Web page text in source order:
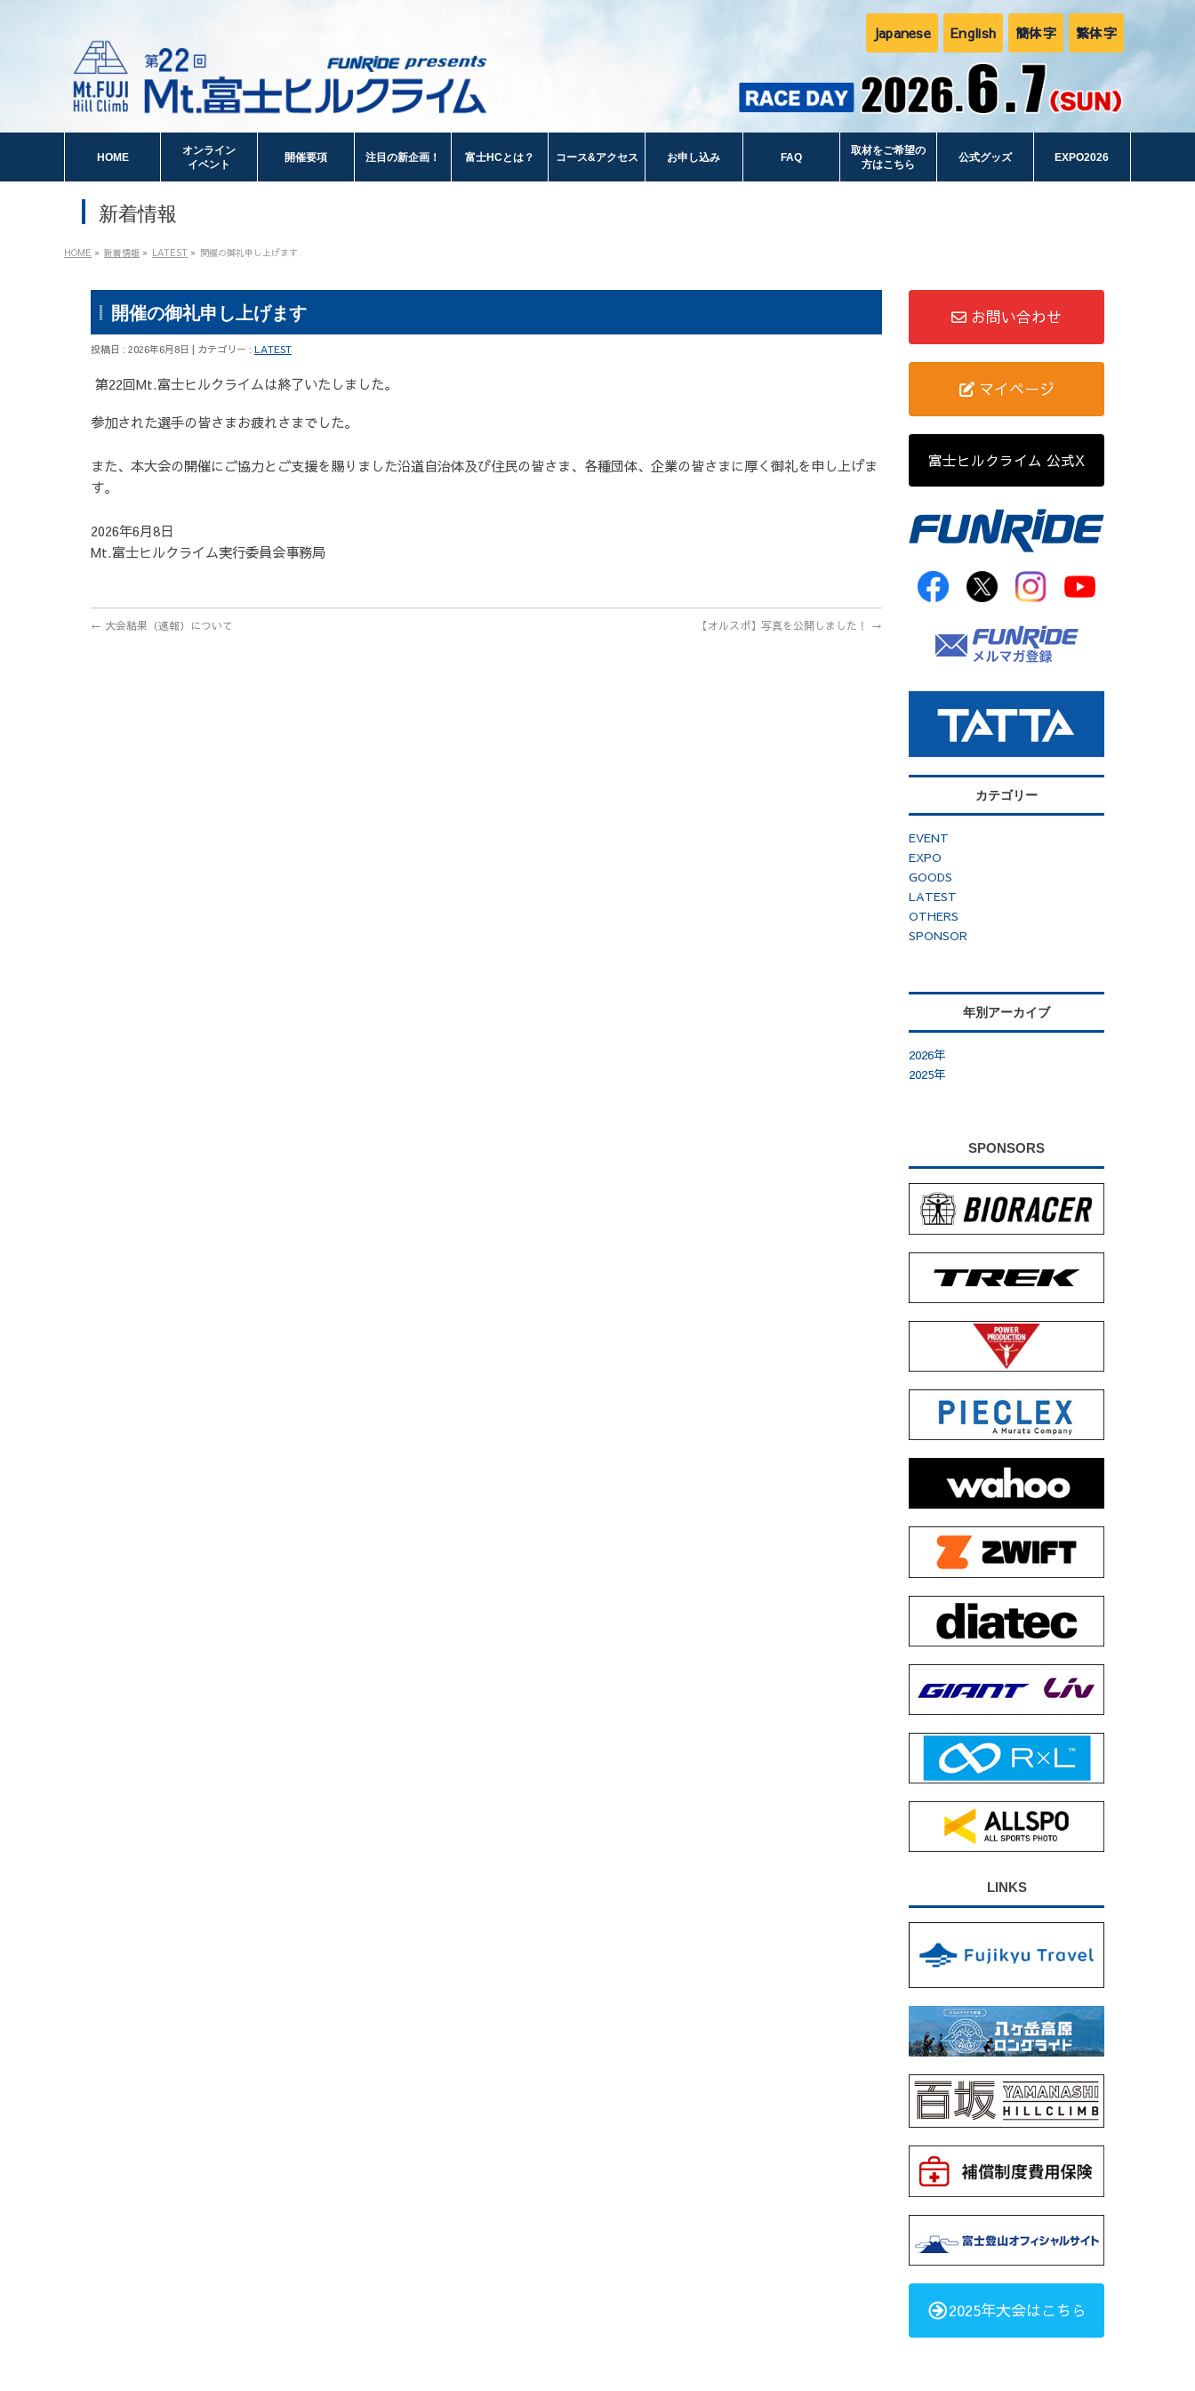
Japanese English 簡体字 繁体字
HOME
オンライン
イベント
開催要項 注目の新企画！ 富士HCとは？ コース&アクセス お申し込み FAQ
取材をご希望の
方はこちら
公式グッズ EXPO2026
新着情報
HOME » 新着情報 » LATEST » 開催の御礼申し上げます
開催の御礼申し上げます
投稿日 : 2026年6月8日 | カテゴリー : LATEST
第22回Mt.富士ヒルクライムは終了いたしました。
参加された選手の皆さまお疲れさまでした。
また、本大会の開催にご協力とご支援を賜りました沿道自治体及び住民の皆さま、各種団体、企業の皆さまに厚く御礼を申し上げま
す。
2026年6月8日
Mt.富士ヒルクライム実行委員会事務局
← 大会結果（速報）について 【オルスポ】写真を公開しました！ →
お問い合わせ
マイページ
富士ヒルクライム 公式X
カテゴリー
EVENT
EXPO
GOODS
LATEST
OTHERS
SPONSOR
年別アーカイブ
2026年
2025年
SPONSORS
LINKS
2025年大会はこちら